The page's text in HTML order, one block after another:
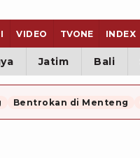
VIDEO TVONE INDEX
Jatim Bali
Bentrokan di Menteng